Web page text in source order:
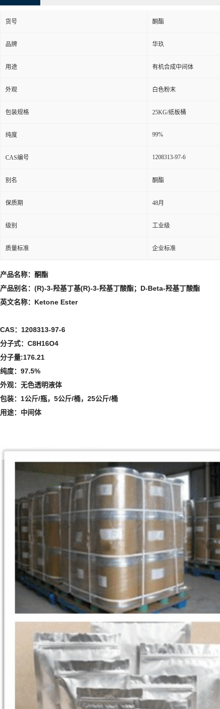
货号 酮酯
品牌 华玖
用途 有机合成中间体
外观 白色粉末
包装规格 25KG/纸板桶
纯度 99%
CAS编号 1208313-97-6
别名 酮酯
保质期 48月
级别 工业级
质量标准 企业标准
产品名称：酮酯
产品别名：(R)-3-羟基丁基(R)-3-羟基丁酸酯；D-Beta-羟基丁酸酯
英文名称：Ketone Ester
CAS：1208313-97-6
分子式：C8H16O4
分子量:176.21
纯度：97.5%
外观：无色透明液体
包装：1公斤/瓶，5公斤/桶，25公斤/桶
用途：中间体